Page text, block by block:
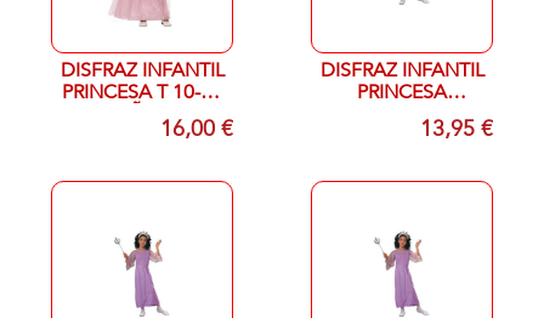
DISFRAZ INFANTIL
PRINCESA T 10-12
AÑOS16,00 €
DISFRAZ INFANTIL
PRINCESA
LAVANDA T S 3-5
13,95 €